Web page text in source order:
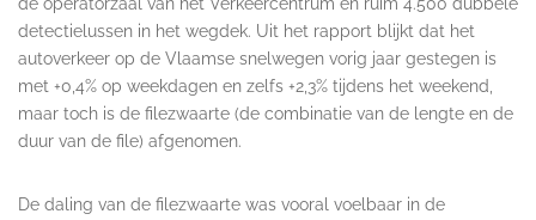
detectielussen in het wegdek. Uit het rapport blijkt dat het
autoverkeer op de Vlaamse snelwegen vorig jaar gestegen is
met +0,4% op weekdagen en zelfs +2,3% tijdens het weekend,
maar toch is de filezwaarte (de combinatie van de lengte en de
duur van de file) afgenomen.
De daling van de filezwaarte was vooral voelbaar in de